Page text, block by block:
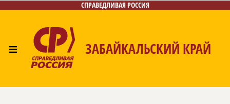
СПРАВЕДЛИВАЯ РОССИЯ
≡ ЗАБАЙКАЛЬСКИЙ КРАЙ